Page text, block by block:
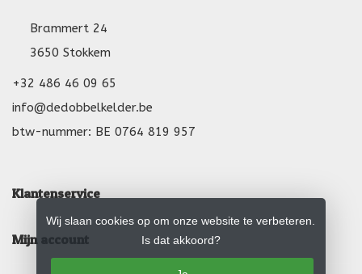
Brammert 24
3650 Stokkem
+32 486 46 09 65
info@dedobbelkelder.be
btw-nummer: BE 0764 819 957
Klantenservice
Mijn account
Wij slaan cookies op om onze website te verbeteren.
Is dat akkoord?